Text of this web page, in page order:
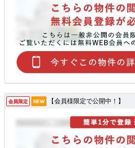
会員限定 NEW 【会員様限定で公開中！】